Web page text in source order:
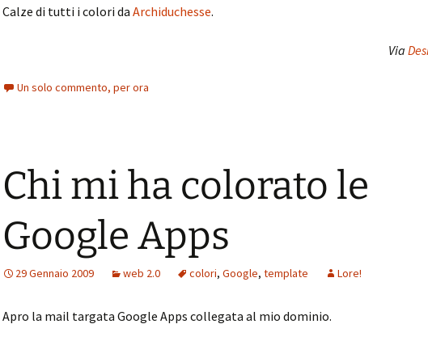
Calze di tutti i colori da Archiduchesse.
Via
Un solo commento, per ora
Chi mi ha colorato le
Google Apps
29 Gennaio 2009 web 2.0 colori, Google, template Lore!
Apro la mail targata Google Apps collegata al mio dominio.